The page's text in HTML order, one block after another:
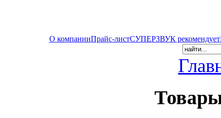
О компанииПрайс-листСУПЕРЗВУК рекомендует